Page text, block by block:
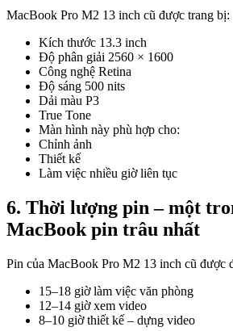
MacBook Pro M2 13 inch cũ được trang bị:
Kích thước 13.3 inch
Độ phân giải 2560 × 1600
Công nghệ Retina
Độ sáng 500 nits
Dải màu P3
True Tone
Màn hình này phù hợp cho:
Chỉnh ảnh
Thiết kế
Làm việc nhiều giờ liên tục
6. Thời lượng pin – một
MacBook pin trâu nhất
Pin của MacBook Pro M2 13 inch cũ được
15–18 giờ làm việc văn phòng
12–14 giờ xem video
8–10 giờ thiết kế – dựng video